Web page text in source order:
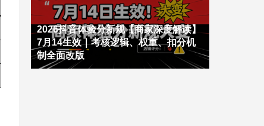
2026抖音体验分新规【商家深度解读】
7月14生效｜考核逻辑、权重、扣分机
制全面改版